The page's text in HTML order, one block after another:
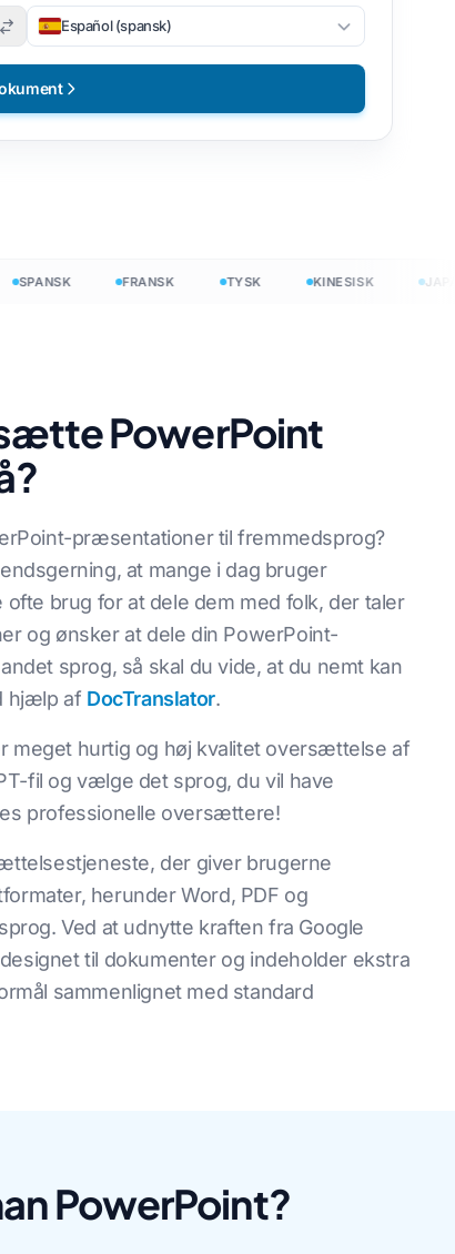
Español (spansk)
FRANSK TYSK KINESISK
PowerPoint
præsentationer til fremmedsprog?
at mange i dag bruger
brug for at dele dem med folk, der taler
og ønsker at dele din PowerPoint-
sprog, så skal du vide, at du nemt kan
hjælp af DocTranslator.
meget hurtig og høj kvalitet oversættelse af
fil og vælge det sprog, du vil have
professionelle oversættere!
der giver brugerne
herunder Word, PDF og
Ved at udnytte kraften fra Google
til dokumenter og indeholder ekstra
sammenlignet med standard
PowerPoint?